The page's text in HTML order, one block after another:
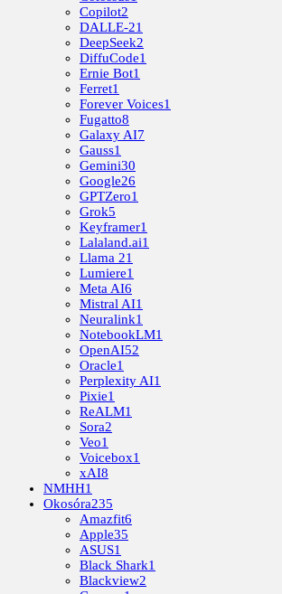
Copilot2
DALLE-21
DeepSeek2
DiffuCode1
Ernie Bot1
Ferret1
Forever Voices1
Fugatto8
Galaxy AI7
Gauss1
Gemini30
Google26
GPTZero1
Grok5
Keyframer1
Lalaland.ai1
Llama 21
Lumiere1
Meta AI6
Mistral AI1
Neuralink1
NotebookLM1
OpenAI52
Oracle1
Perplexity AI1
Pixie1
ReALM1
Sora2
Veo1
Voicebox1
xAI8
NMHH1
Okosóra235
Amazfit6
Apple35
ASUS1
Black Shark1
Blackview2